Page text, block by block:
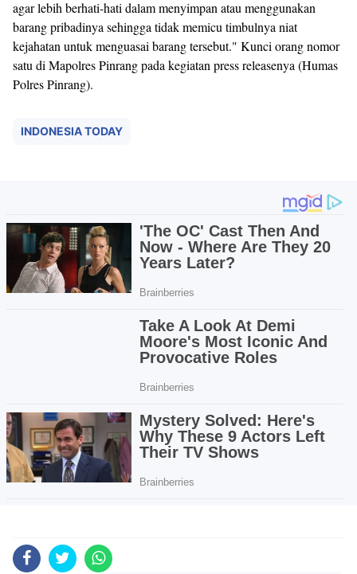
agar lebih berhati-hati dalam menyimpan atau menggunakan
barang pribadinya sehingga tidak memicu timbulnya niat
kejahatan untuk menguasai barang tersebut." Kunci orang nomor
satu di Mapolres Pinrang pada kegiatan press releasenya (Humas
Polres Pinrang).
INDONESIA TODAY